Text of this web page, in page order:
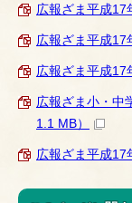
広報ざま平成17
広報ざま平成17
広報ざま平成17
広報ざま小・中
1.1 MB）
広報ざま平成17